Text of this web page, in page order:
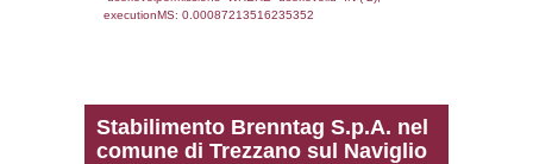
sql: SELECT `userlevelid`, `userlevelname`
0.00018000602722168